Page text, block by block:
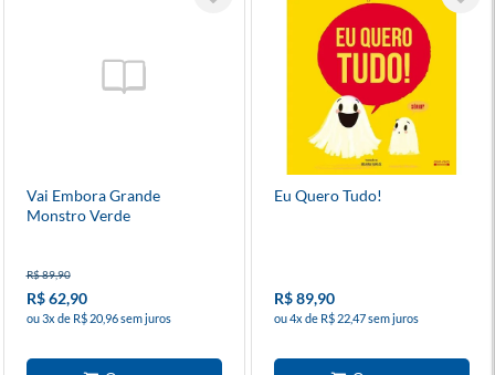
Vai Embora Grande
Monstro Verde
R$ 89,90
R$ 62,90
ou 3x de R$ 20,96 sem juros
Eu Quero Tudo!
R$ 89,90
ou 4x de R$ 22,47 sem juros